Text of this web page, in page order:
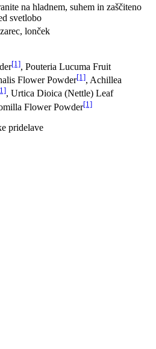
na hladnem, suhem in zaščiteno
svetlobo
lonček
[1], Pouteria Lucuma Fruit
Flower Powder[1], Achillea
, Urtica Dioica (Nettle) Leaf
Flower Powder[1]
pridelave